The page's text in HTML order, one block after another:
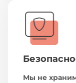
Мы не